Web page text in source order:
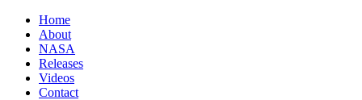
Home
About
NASA
Releases
Videos
Contact